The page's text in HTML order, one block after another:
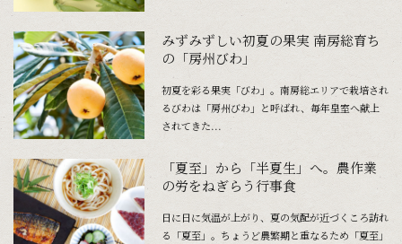
みずみずしい初夏の果実 南房総育ち
の「房州びわ」
初夏を彩る果実「びわ」。南房総エリアで栽培され
るびわは「房州びわ」と呼ばれ、毎年皇室へ献上
されてきた...
「夏至」から「半夏生」へ。農作業
の労をねぎらう行事食
日に日に気温が上がり、夏の気配が近づくころ訪れ
る「夏至」。ちょうど農繁期と重なるため「夏至」